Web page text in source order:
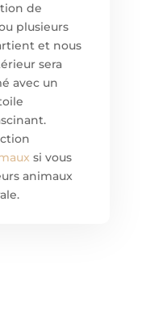
de
plusieurs
et nous
sera
avec un
si vous
animaux